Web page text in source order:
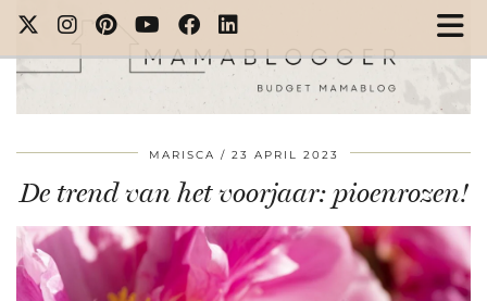
MARISCA 23 APRIL 2023
De trend van het voorjaar: pioenrozen!